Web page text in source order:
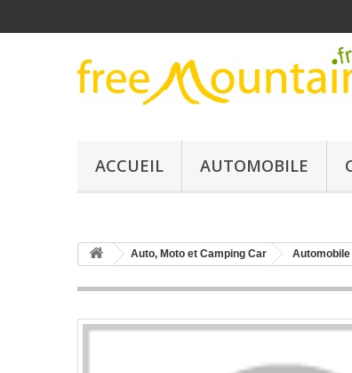
ACCUEIL AUTOMOBILE
Auto, Moto et Camping Car Automobile